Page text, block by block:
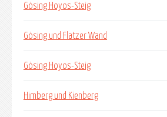
Gösing Hoyos-Steig
Gösing und Flatzer Wand
Gösing Hoyos-Steig
Himberg und Kienberg